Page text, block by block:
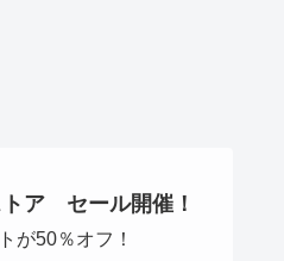
ア セール開催！
が50％オフ！